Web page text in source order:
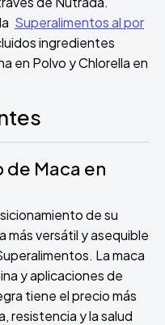
Superalimentos al por
ingredientes
en Polvo y Chlorella en
de Maca en
de su
más versátil y asequible
La maca
y aplicaciones de
tiene el precio más
resistencia y la salud